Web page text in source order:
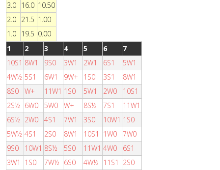
3.0 16.0 10.50
2.0 21.5 1.00
1.0 19.5 0.00
1
2 3 4 5 6
7
10S1 8W1 9S0 3W1 2W1 6S1
5W1
4W½ 5S1 6W1 9W+ 1S0 3S1
8W1
8S0
W+ 11W1 1S0 5W1 2W0
10S1
2S½ 6W0 5W0 W+ 8S½ 7S1
11W1
6S½ 2W0 4S1 7W1 3S0 10W1 1S0
5W½ 4S1 2S0 8W1 10S1 1W0
7W0
9S0
10W1 8S½ 5S0 11W1 4W0
6S1
3W1
1S0 7W½ 6S0 4W½ 11S1 2S0